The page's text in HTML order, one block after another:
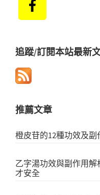
追蹤/訂閱本站最新
推薦文章
橙皮苷的12種功效及副
乙字湯功效與副作用
才安全